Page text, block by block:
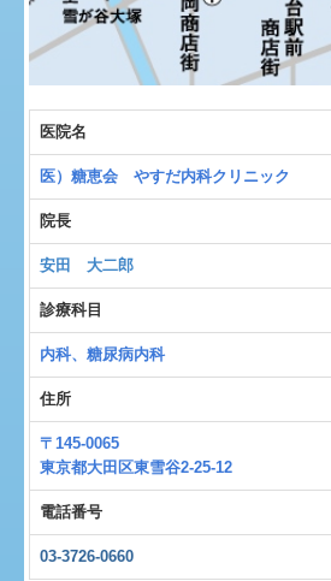
医院名
医）糖恵会 やすだ内科クリニック
院長
安田 大二郎
診療科目
内科、糖尿病内科
住所
〒145-0065
東京都大田区東雪谷2-25-12
電話番号
03-3726-0660